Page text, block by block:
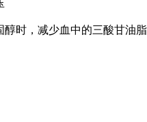
时，减少血中的三酸甘油脂